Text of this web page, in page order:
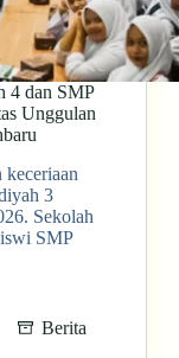
4 dan SMP
Unggulan
keceriaan
3
Sekolah
SMP
Berita